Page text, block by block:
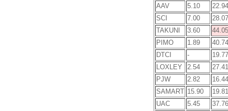
AAV
5.10
22.94
SCI
7.00
28.07
TAKUNI
3.60
44.05
PIMO
1.89
40.74
DTCI
-
19.77
LOXLEY
2.54
27.41
PJW
2.82
16.44
SAMART 15.90
19.81
UAC
5.45
37.76